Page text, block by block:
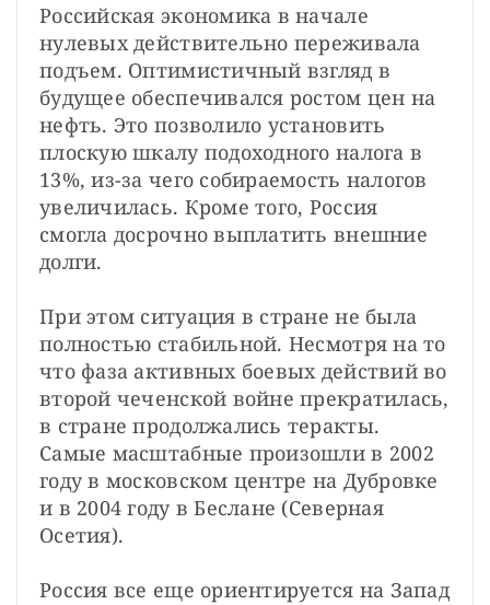
Российская экономика в начале
нулевых действительно переживала
подъем. Оптимистичный взгляд в
будущее обеспечивался ростом цен на
нефть. Это позволило установить
плоскую шкалу подоходного налога в
13%, из-за чего собираемость налогов
увеличилась. Кроме того, Россия
смогла досрочно выплатить внешние
долги.
При этом ситуация в стране не была
полностью стабильной. Несмотря на то
что фаза активных боевых действий во
второй чеченской войне прекратилась,
в стране продолжались теракты.
Самые масштабные произошли в 2002
году в московском центре на Дубровке
и в 2004 году в Беслане (Северная
Осетия).
Россия все еще ориентируется на Запад